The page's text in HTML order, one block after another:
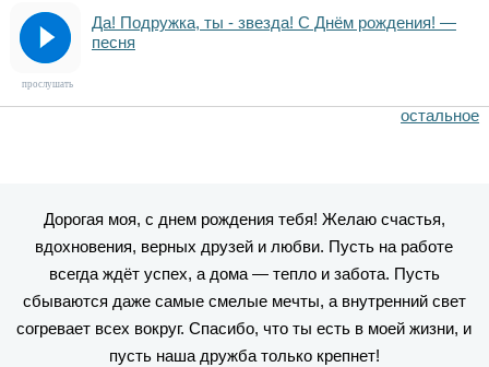
Да! Подружка, ты - звезда! С Днём рождения! —
песня
прослушать
остальное
Дорогая моя, с днем рождения тебя! Желаю счастья,
вдохновения, верных друзей и любви. Пусть на работе
всегда ждёт успех, а дома — тепло и забота. Пусть
сбываются даже самые смелые мечты, а внутренний свет
согревает всех вокруг. Спасибо, что ты есть в моей жизни, и
пусть наша дружба только крепнет!